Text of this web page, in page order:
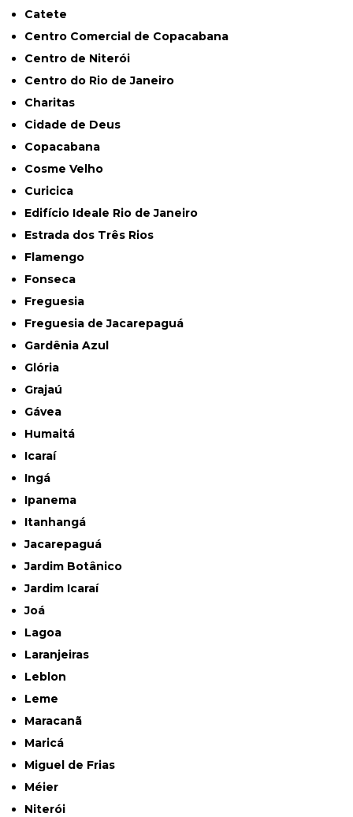
Catete
Centro Comercial de Copacabana
Centro de Niterói
Centro do Rio de Janeiro
Charitas
Cidade de Deus
Copacabana
Cosme Velho
Curicica
Edifício Ideale Rio de Janeiro
Estrada dos Três Rios
Flamengo
Fonseca
Freguesia
Freguesia de Jacarepaguá
Gardênia Azul
Glória
Grajaú
Gávea
Humaitá
Icaraí
Ingá
Ipanema
Itanhangá
Jacarepaguá
Jardim Botânico
Jardim Icaraí
Joá
Lagoa
Laranjeiras
Leblon
Leme
Maracanã
Maricá
Miguel de Frias
Méier
Niterói